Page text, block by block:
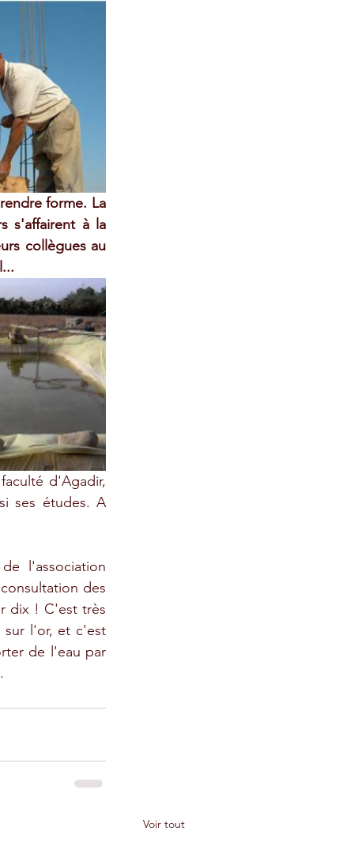
forme. La
s'affairent à la
collègues au
d'Agadir,
ses études. A
l'association
des
dix ! C'est très
sur l'or, et c'est
de l'eau par
Voir tout